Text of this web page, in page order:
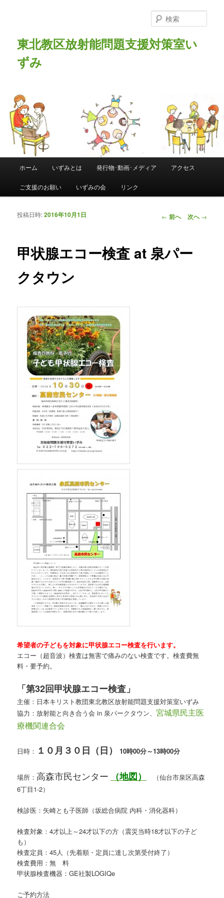
東北教区放射能問題支援対策室い
ずみ
索
メインコンテンツへ移動
サブコンテンツへ移動
ホーム いずみとは 発行物･動画･メディア アクセス
ご支援のお願い いずみの会 リンク
投稿ナビゲーシ
← 前へ 次へ→
甲状腺エコー検査 at 泉パー
クタウン
投稿日時:2016年10月1日
希望者の子どもを対象に甲状腺エコー検査を行います。
エコー（超音波）検査は無害で痛みのない検査です。検査費無
料・要予約。
「第32回甲状腺エコー検査」
主催：日本キリスト教団東北教区放射能問題支援対策室いずみ
協力：放射能と向き合う会 in 泉パークタウン、宮城県民主医
療機関連合会
日時： １０月３０日（日） 10時00分～13時00分
場所： 高森市民センター （地図）
（仙台市泉区高森
6丁目1-2）
検診医：矢崎とも子医師（坂総合病院 内科・消化器科）
検査対象：4才以上～24才以下の方（震災当時18才以下の子ど
も）
検査定員：45人（先着順・定員に達し次第受付終了）
検査費用：無 料
甲状腺検査機器：GE社製LOGIQe
ご予約方法